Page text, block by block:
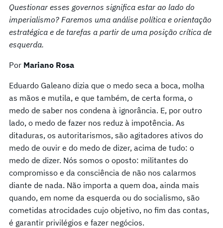
Questionar esses governos significa estar ao lado do
imperialismo? Faremos uma análise política e orientação
estratégica e de tarefas a partir de uma posição crítica de
esquerda.
Por Mariano Rosa
Eduardo Galeano dizia que o medo seca a boca, molha
as mãos e mutila, e que também, de certa forma, o
medo de saber nos condena à ignorância. E, por outro
lado, o medo de fazer nos reduz à impotência. As
ditaduras, os autoritarismos, são agitadores ativos do
medo de ouvir e do medo de dizer, acima de tudo: o
medo de dizer. Nós somos o oposto: militantes do
compromisso e da consciência de não nos calarmos
diante de nada. Não importa a quem doa, ainda mais
quando, em nome da esquerda ou do socialismo, são
cometidas atrocidades cujo objetivo, no fim das contas,
é garantir privilégios e fazer negócios.